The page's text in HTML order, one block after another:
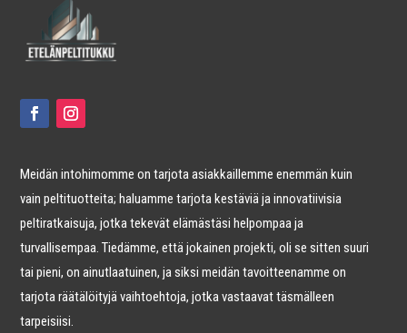
Meidän intohimomme on tarjota asiakkaillemme enemmän kuin
vain peltituotteita; haluamme tarjota kestäviä ja innovatiivisia
peltiratkaisuja, jotka tekevät elämästäsi helpompaa ja
turvallisempaa. Tiedämme, että jokainen projekti, oli se sitten suuri
tai pieni, on ainutlaatuinen, ja siksi meidän tavoitteenamme on
tarjota räätälöityjä vaihtoehtoja, jotka vastaavat täsmälleen
tarpeisiisi.